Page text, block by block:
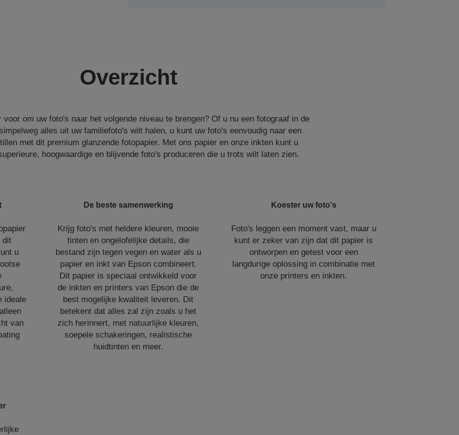
Overzicht
voor om uw foto's naar het volgende niveau te brengen? Of u nu een fotograaf in de
alles uit uw familiefoto's wilt halen, u kunt uw foto's eenvoudig naar een
met dit premium glanzende fotopapier. Met ons papier en onze inkten kunt u
hoogwaardige en blijvende foto's produceren die u trots wilt laten zien.
dit
u
ideale
van
De beste samenwerking
Krijg foto's met heldere kleuren, mooie
tinten en ongelofelijke details, die
bestand zijn tegen vegen en water als u
papier en inkt van Epson combineert.
Dit papier is speciaal ontwikkeld voor
de inkten en printers van Epson die de
best mogelijke kwaliteit leveren. Dit
betekent dat alles zal zijn zoals u het
zich herinnert, met natuurlijke kleuren,
soepele schakeringen, realistische
huidtinten en meer.
Koester uw foto's
Foto's leggen een moment vast, maar u
kunt er zeker van zijn dat dit papier is
ontworpen en getest voor een
langdurige oplossing in combinatie met
onze printers en inkten.